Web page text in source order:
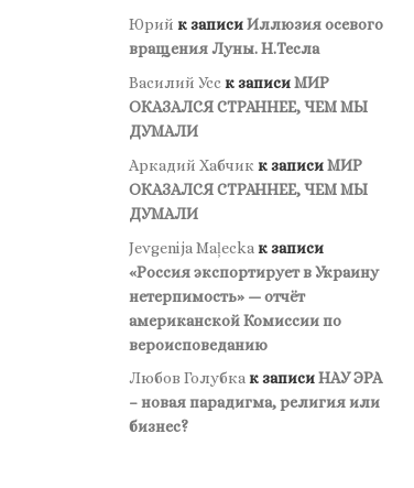
Юрий к записиИллюзия осевого
вращения Луны. Н.Тесла
Василий Усс к записиМИР
ОКАЗАЛСЯ СТРАННЕЕ, ЧЕМ МЫ
ДУМАЛИ
Аркадий Хабчик к записиМИР
ОКАЗАЛСЯ СТРАННЕЕ, ЧЕМ МЫ
ДУМАЛИ
Jevgenija Maļecka к записи
«Россия экспортирует в Украину
нетерпимость» — отчёт
американской Комиссии по
вероисповеданию
Любов Голубкак записиНАУ ЭРА
– новая парадигма, религия или
бизнес?